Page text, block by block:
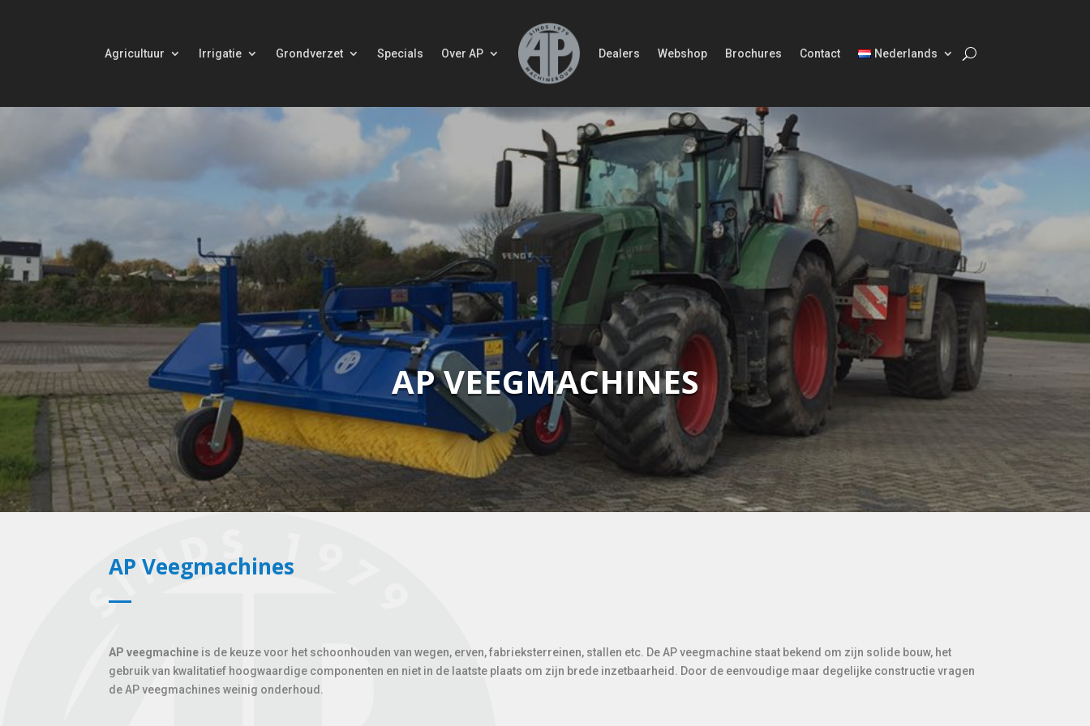
Agricultuur Irrigatie Grondverzet Specials Over AP Dealers Webshop Brochures Contact Nederlands
AP VEEGMACHINES
AP Veegmachines
AP veegmachine is de keuze voor het schoonhouden van wegen, erven, fabrieksterreinen, stallen etc. De AP veegmachine staat bekend om zijn solide bouw, het
gebruik van kwalitatief hoogwaardige componenten en niet in de laatste plaats om zijn brede inzetbaarheid. Door de eenvoudige maar degelijke constructie vragen
de AP veegmachines weinig onderhoud.